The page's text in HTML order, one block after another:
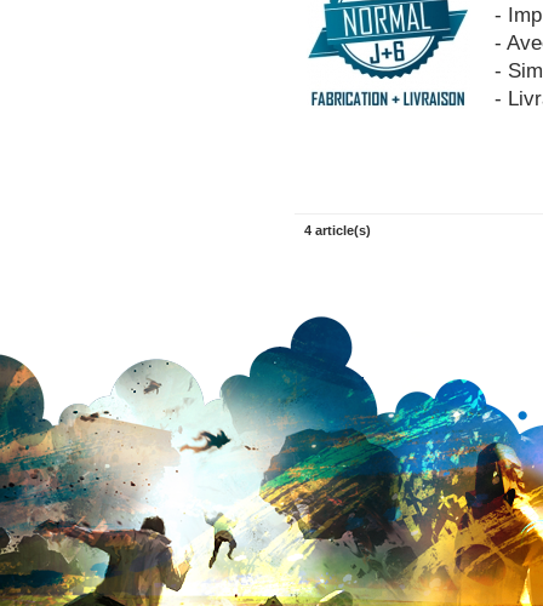
-
-
-
-
4 article(s)